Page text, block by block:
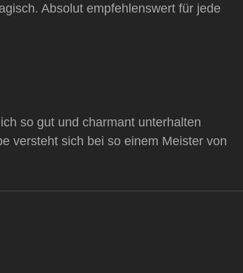
Absolut empfehlenswert für jede
so gut und charmant unterhalten
versteht sich bei so einem Meister von